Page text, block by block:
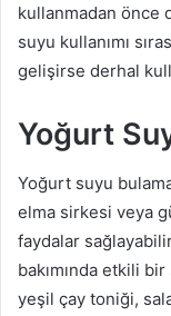
kullanmadan önce
suyu kullanımı
gelişirse derhal
Yoğurt
Yoğurt suyu
elma sirkesi veya
faydalar
bakımında etkili
yeşil çay toniği,